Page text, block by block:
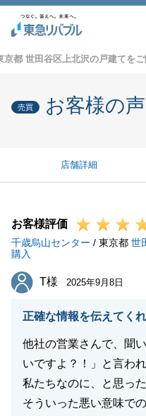
京都 世田谷区上北沢の戸建てを
売買 お客様の
店舗詳細
お客様評価
千歳烏山センター / 東京都 世
購入
T様
T様 2025年9月8日
正確な情報を伝えてく
他社の営業さんで、聞
いですよ？！」と言わ
私たちなのに、と思っ
そういった悪い意味で